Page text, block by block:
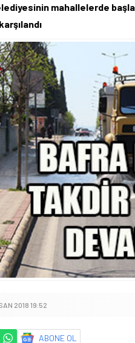
mahallelerde
2018 19:52
ABONE OL